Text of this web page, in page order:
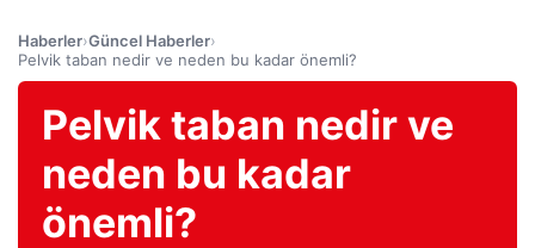
Haberler›Güncel Haberler›
Pelvik taban nedir ve neden bu kadar önemli?
Pelvik taban nedir ve
neden bu kadar
önemli?